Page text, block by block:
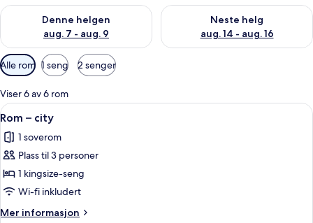
Denne helgen
aug. 7 - aug. 9
Sjekk tilgjengelighet for denne helgen, aug. 7 - aug. 9
Neste helg
aug. 14 - aug. 16
Sjekk tilgjengelighet for neste
Tilgjengelige
filtre
for
rom
Alle rom 1 seng 2 senger
Viser 6 av 6 rom
Åpne
alle
bildene
av
Rom
–
city
Rom – city | Skrivebord, skrivebord
3
Rom – city
1 soverom
Plass til 3 personer
1 kingsize-seng
Wi-fi inkludert
Mer informasjon
Mer